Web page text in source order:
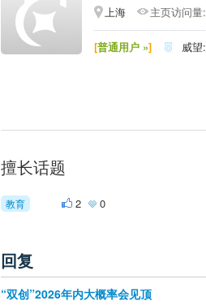
上海
主页访问
[普通用户 »]  威望:
擅长话题
教育 2 0
回复
“双创”2026年内大概率会见顶